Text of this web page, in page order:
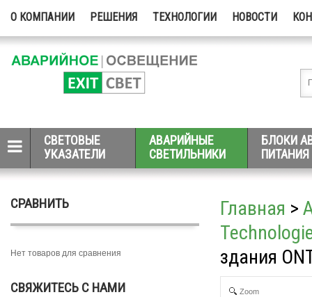
О КОМПАНИИ РЕШЕНИЯ ТЕХНОЛОГИИ НОВОСТИ
СВЕТОВЫЕ
УКАЗАТЕЛИ
АВАРИЙНЫЕ
СВЕТИЛЬНИКИ
БЛОКИ
ПИТАНИЯ
СРАВНИТЬ
Нет товаров для сравнения
СВЯЖИТЕСЬ С НАМИ
Главная >
здания
Zoom